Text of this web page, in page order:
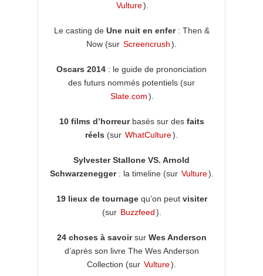
Vulture).
Le casting de Une nuit en enfer: Then &
Now (sur Screencrush).
Oscars 2014 : le guide de prononciation
des futurs nommés potentiels (sur
Slate.com).
10 films d’horreurbasés sur des faits
réels (sur WhatCulture).
Sylvester Stallone VS. Arnold
Schwarzenegger: la timeline (sur Vulture).
19 lieux de tournagequ’on peut visiter
(sur Buzzfeed).
24 choses à savoirsur Wes Anderson
d’après son livre The Wes Anderson
Collection (sur Vulture).